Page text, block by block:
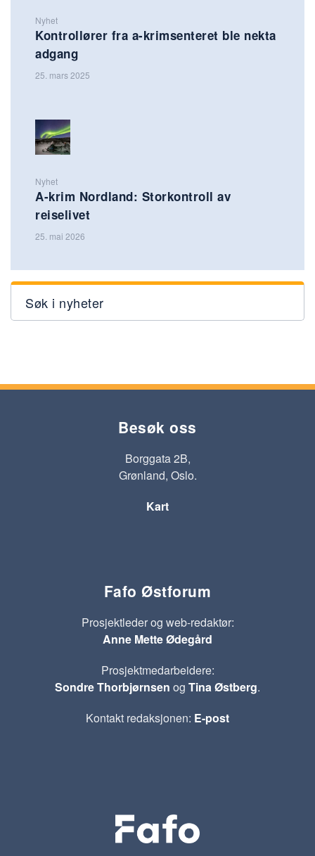
Nyhet
Kontrollører fra a-krimsenteret ble nekta
adgang
25. mars 2025
Nyhet
A-krim Nordland: Storkontroll av
reiselivet
25. mai 2026
Søk i nyheter
Besøk oss
Borggata 2B,
Grønland, Oslo.
Kart
Fafo Østforum
Prosjektleder og web-redaktør:
Anne Mette Ødegård
Prosjektmedarbeidere:
Sondre Thorbjørnsen og Tina Østberg.
Kontakt redaksjonen: E-post